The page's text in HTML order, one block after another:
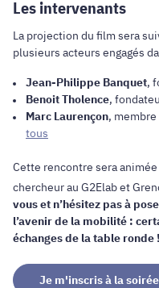
Les intervenants
La projection du film sera
plusieurs acteurs engagés
Jean-Philippe Banquet,
Benoit Tholence,
Marc Laurençon, membre
tous
Cette rencontre sera animée
chercheur au G2Elab et
vous et n’hésitez pas à
l’avenir de la mobilité :
échanges de la table ronde !
Je m'inscris à la